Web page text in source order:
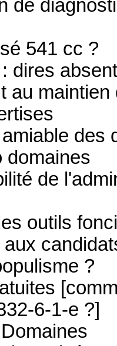
de
541 cc ?
dires
au
des
domaines
de
outils
?
6-1-e ?]